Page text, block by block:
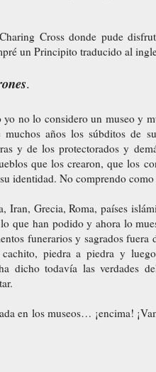
Cross donde pude
un Principito traducido al
.
no lo considero un museo y
años los súbditos de
y de los protectorados y
que los crearon, que los
identidad. No comprendo
Iran, Grecia, Roma, países
que han podido y ahora lo
funerarios y sagrados fuera
piedra a piedra y
dicho todavía las verdades
en los museos… ¡encima!